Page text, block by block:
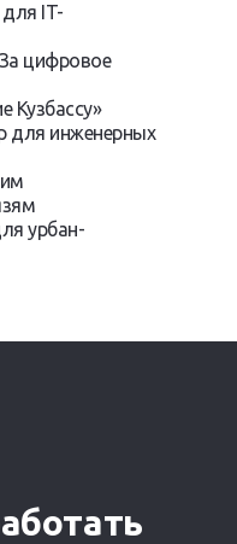
для IT-
цифровое
Кузбассу»
для инженерных
урбан-